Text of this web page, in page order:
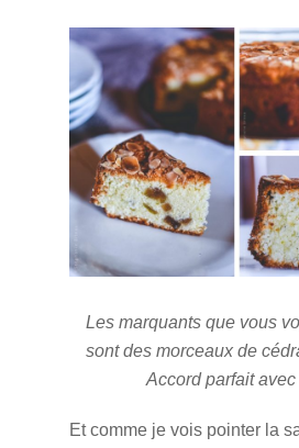
Les marquants que vous
sont des morceaux de
Accord parfait
Et comme je vois pointer la